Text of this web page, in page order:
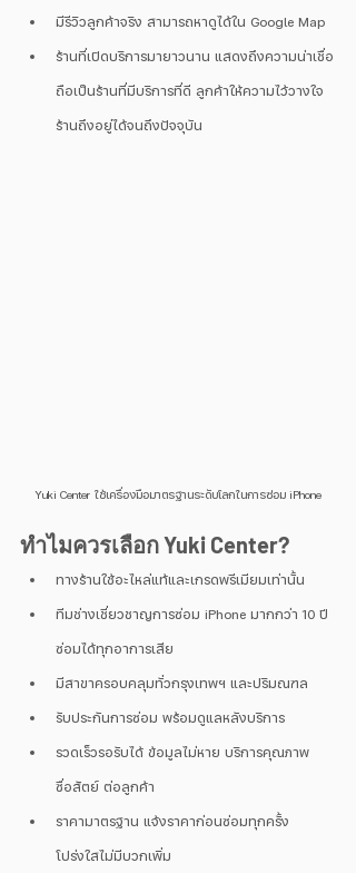
มีรีวิวลูกค้าจริง สามารถหาดูได้ใน Google Map
ร้านที่เปิดบริการมายาวนาน แสดงถึงความน่าเชื่อ
ถือเป็นร้านที่มีบริการที่ดี ลูกค้าให้ความไว้วางใจ
ร้านถึงอยู่ได้จนถึงปัจจุบัน
Yuki Center ใช้เครื่องมือมาตรฐานระดับโลกในการซ่อม iPhone
ทำไมควรเลือก Yuki Center?
ทางร้านใช้อะไหล่แท้และเกรดพรีเมียมเท่านั้น
ทีมช่างเชี่ยวชาญการซ่อม iPhone มากกว่า 10 ปี
ซ่อมได้ทุกอาการเสีย
มีสาขาครอบคลุมทั่วกรุงเทพฯ และปริมณฑล
รับประกันการซ่อม พร้อมดูแลหลังบริการ
รวดเร็วรอรับได้ ข้อมูลไม่หาย บริการคุณภาพ
ซื่อสัตย์ ต่อลูกค้า
ราคามาตรฐาน แจ้งราคาก่อนซ่อมทุกครั้ง
โปร่งใสไม่มีบวกเพิ่ม